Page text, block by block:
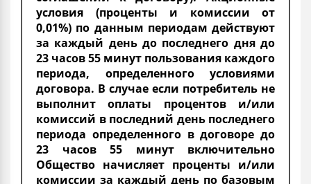
условия (проценты и комиссии от
0,01%) по данным периодам действуют
за каждый день до последнего дня до
23 часов 55 минут пользования каждого
периода, определенного условиями
договора. В случае если потребитель не
выполнит оплаты процентов и/или
комиссий в последний день последнего
периода определенного в договоре до
23 часов 55 минут включительно
Общество начисляет проценты и/или
комиссии за каждый день по базовым